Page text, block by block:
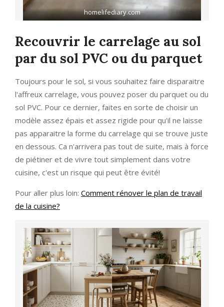
homelifediary.com
Recouvrir le carrelage au sol
par du sol PVC ou du parquet
Toujours pour le sol, si vous souhaitez faire disparaitre
l'affreux carrelage, vous pouvez poser du parquet ou du
sol PVC. Pour ce dernier, faites en sorte de choisir un
modèle assez épais et assez rigide pour qu'il ne laisse
pas apparaitre la forme du carrelage qui se trouve juste
en dessous. Ca n'arrivera pas tout de suite, mais à force
de piétiner et de vivre tout simplement dans votre
cuisine, c'est un risque qui peut être évité!
Pour aller plus loin: Comment rénover le plan de travail
de la cuisine?